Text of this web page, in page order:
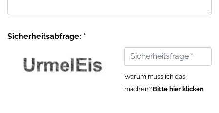
Sicherheitsabfrage: *
Warum muss ich das
machen? Bitte hier klicken